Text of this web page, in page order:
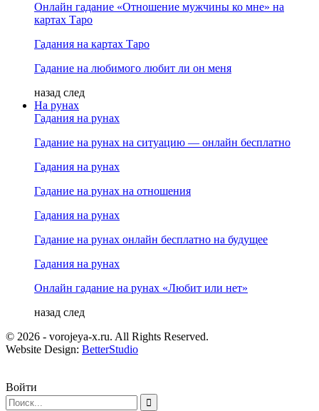
Онлайн гадание «Отношение мужчины ко мне» на
картах Таро
Гадания на картах Таро
Гадание на любимого любит ли он меня
назад след
На рунах
Гадания на рунах
Гадание на рунах на ситуацию — онлайн бесплатно
Гадания на рунах
Гадание на рунах на отношения
Гадания на рунах
Гадание на рунах онлайн бесплатно на будущее
Гадания на рунах
Онлайн гадание на рунах «Любит или нет»
назад след
© 2026 - vorojeya-x.ru. All Rights Reserved.
Website Design: BetterStudio
Войти